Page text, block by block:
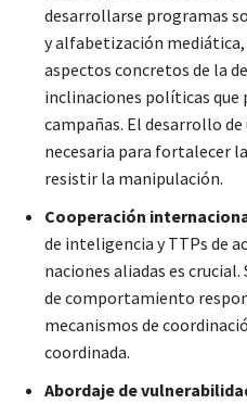
desarrollarse programas
y alfabetización
aspectos concretos de la
inclinaciones políticas que
campañas. El desarrollo
necesaria para fortalecer
resistir la manipulación.
Cooperación
de inteligencia y TTPs de
naciones aliadas es
de comportamiento
mecanismos de
coordinada.
Abordaje de